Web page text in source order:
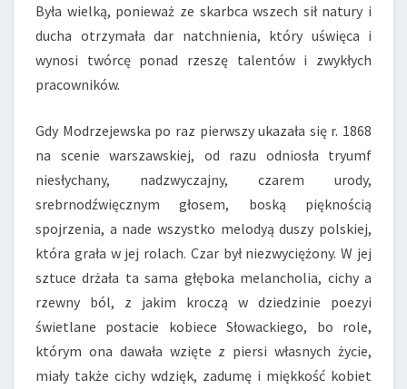
Była wielką, ponieważ ze skarbca wszech sił natury i
ducha otrzymała dar natchnienia, który uświęca i
wynosi twórcę ponad rzeszę talentów i zwykłych
pracowników.
Gdy Modrzejewska po raz pierwszy ukazała się r. 1868
na scenie warszawskiej, od razu odniosła tryumf
niesłychany, nadzwyczajny, czarem urody,
srebrnodźwięcznym głosem, boską pięknością
spojrzenia, a nade wszystko melodyą duszy polskiej,
która grała w jej rolach. Czar był niezwyciężony. W jej
sztuce drżała ta sama głęboka melancholia, cichy a
rzewny ból, z jakim kroczą w dziedzinie poezyi
świetlane postacie kobiece Słowackiego, bo role,
którym ona dawała wzięte z piersi własnych życie,
miały także cichy wdzięk, zadumę i miękkość kobiet